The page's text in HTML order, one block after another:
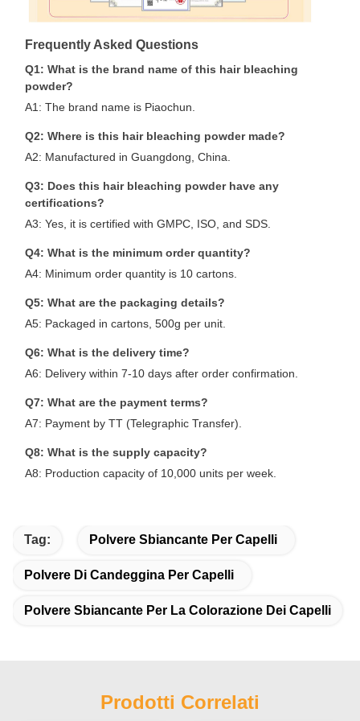
Frequently Asked Questions
Q1: What is the brand name of this hair bleaching
powder?
A1: The brand name is Piaochun.
Q2: Where is this hair bleaching powder made?
A2: Manufactured in Guangdong, China.
Q3: Does this hair bleaching powder have any
certifications?
A3: Yes, it is certified with GMPC, ISO, and SDS.
Q4: What is the minimum order quantity?
A4: Minimum order quantity is 10 cartons.
Q5: What are the packaging details?
A5: Packaged in cartons, 500g per unit.
Q6: What is the delivery time?
A6: Delivery within 7-10 days after order confirmation.
Q7: What are the payment terms?
A7: Payment by TT (Telegraphic Transfer).
Q8: What is the supply capacity?
A8: Production capacity of 10,000 units per week.
Tag: Polvere Sbiancante Per Capelli
Polvere Di Candeggina Per Capelli
Polvere Sbiancante Per La Colorazione Dei Capelli
Prodotti Correlati